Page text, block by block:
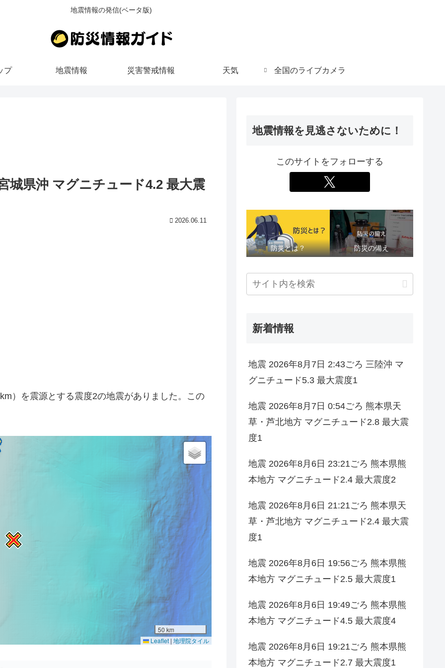
地震情報の発信(ベータ版)
プ 地震情報 災害警戒情報 天気 全国のライブカメラ
城県沖 マグニチュード4.2 最大震
2026.06.11
）を震源とする震度2の地震がありました。この
50 km
Leaflet | 地理院タイル
地震情報を見逃さないために！
このサイトをフォローする
防災とは？ 防災の備え
新着情報
地震 2026年8月7日 2:43ごろ 三陸沖 マ
グニチュード5.3 最大震度1
地震 2026年8月7日 0:54ごろ 熊本県天
草・芦北地方 マグニチュード2.8 最大震
度1
地震 2026年8月6日 23:21ごろ 熊本県熊
本地方 マグニチュード2.4 最大震度2
地震 2026年8月6日 21:21ごろ 熊本県天
草・芦北地方 マグニチュード2.4 最大震
度1
地震 2026年8月6日 19:56ごろ 熊本県熊
本地方 マグニチュード2.5 最大震度1
地震 2026年8月6日 19:49ごろ 熊本県熊
本地方 マグニチュード4.5 最大震度4
地震 2026年8月6日 19:21ごろ 熊本県熊
本地方 マグニチュード2.7 最大震度1